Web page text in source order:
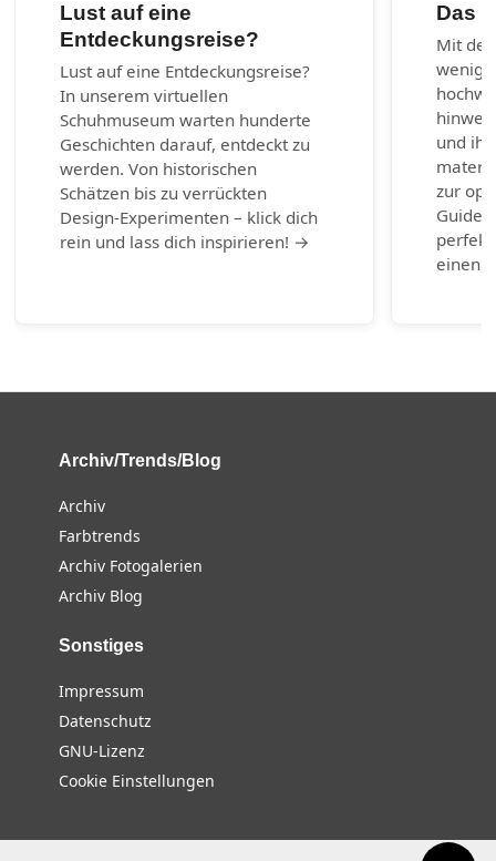
Lust auf eine
Entdeckungsreise?
Lust auf eine Entdeckungsreise?
In unserem virtuellen
Schuhmuseum warten hunderte
Geschichten darauf, entdeckt zu
werden. Von historischen
Schätzen bis zu verrückten
Design-Experimenten – klick dich
rein und lass dich inspirieren! →
Das
Mit
wenig
und
zur
Guide
einen
Archiv/Trends/Blog
Archiv
Farbtrends
Archiv Fotogalerien
Archiv Blog
Sonstiges
Impressum
Datenschutz
GNU-Lizenz
Cookie Einstellungen